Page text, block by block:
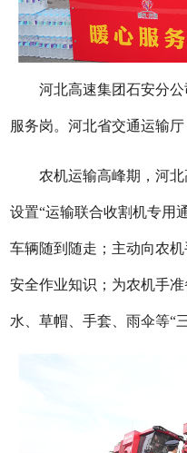
河北高速集团石安分公
服务岗。河北省交通运输厅
农机运输高峰期，河北
设置“运输联合收割机专用
车辆随到随走；主动向农
安全作业知识；为农机手
水、草帽、手套、雨伞等“